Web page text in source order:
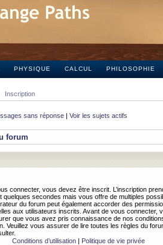
PHYSIQUE CALCUL PHILOSOPHIE
Inscription
sans réponse | Voir les sujets actifs
forum
connecter, vous devez être inscrit. L’inscription
quelques secondes mais vous offre de multiples
du forum peut également accorder des
aux utilisateurs inscrits. Avant de vous connecter,
que vous avez pris connaissance de nos
Veuillez vous assurer de lire toutes les règles du
Conditions d’utilisation| Politique de vie privée